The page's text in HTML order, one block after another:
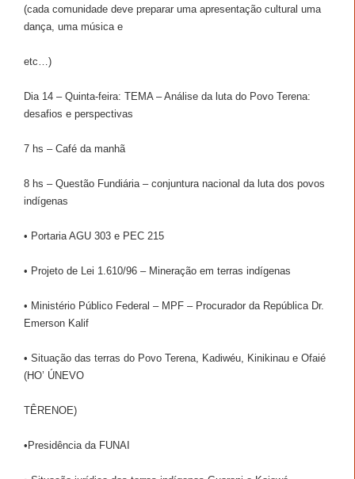
(cada comunidade deve preparar uma apresentação cultural uma
dança, uma música e
etc…)
Dia 14 – Quinta-feira: TEMA – Análise da luta do Povo Terena:
desafios e perspectivas
7 hs – Café da manhã
8 hs – Questão Fundiária – conjuntura nacional da luta dos povos
indígenas
• Portaria AGU 303 e PEC 215
• Projeto de Lei 1.610/96 – Mineração em terras indígenas
• Ministério Público Federal – MPF – Procurador da República Dr.
Emerson Kalif
• Situação das terras do Povo Terena, Kadiwéu, Kinikinau e Ofaié
(HO’ ÚNEVO
TÊRENOE)
•Presidência da FUNAI